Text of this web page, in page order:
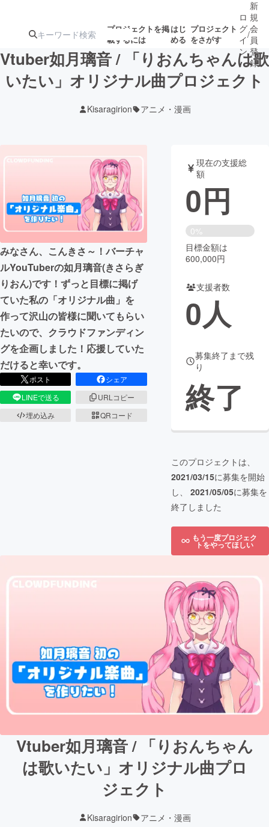
プロジェクトを掲
載するには
はじ
める
プロジェクト
をさがす
ジェクト
ロジェクト
アート・写真 音楽
テクノロジー・ガジェット ゲーム・サ
映像・映画 書籍・雑誌
ビジネス・起業 チャレンジ
まちづくり・地域活性化
CAMPFIRE for Social Good
CAMPFIRE Creation
CAMPFIREふるさと納税machi-ya
ロ
グ
イ
ン
/
新
規
会
員
登
録
Vtuber如月璃音 / 「りおんちゃんは歌
いたい」オリジナル曲プロジェクト
Kisaragirion アニメ・漫画
みなさん、こんきさ～！バーチャ
ルYouTuberの如月璃音(きさらぎ
りおん)です！ずっと目標に掲げ
ていた私の「オリジナル曲」を
作って沢山の皆様に聞いてもらい
たいので、クラウドファンディン
グを企画しました！応援していた
だけると幸いです。
ポスト
シェア
LINEで送る
URLコピー
埋め込み
QRコード
現在の支援総
額
0円
0%
目標金額は
600,000円
支援者数
0人
募集終了まで残
り
終了
このプロジェクトは、
2021/03/15に募集を開始
し、 2021/05/05に募集を
終了しました
もう一度プロジェク
トをやってほしい
Vtuber如月璃音 / 「りおんちゃん
は歌いたい」オリジナル曲プロ
ジェクト
Kisaragirion アニメ・漫画